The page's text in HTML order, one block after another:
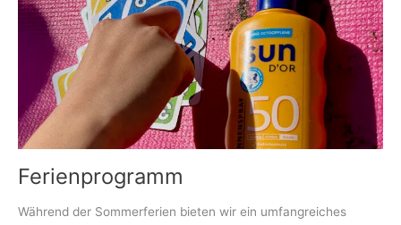
Ferienprogramm
Während der Sommerferien bieten wir ein umfangreiches